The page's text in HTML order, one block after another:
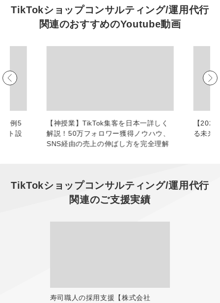
TikTokショップコンサルティング/運用代行
関連のおすすめのYoutube動画
事例5
ト設
【神授業】TikTok集客を日本一詳しく
解説！50万フォロワー獲得ノウハウ、
SNS経由の売上の伸ばし方を完全理解
【
る未来
TikTokショップコンサルティング/運用代行
関連のご支援実績
寿司職人の採用支援【株式会社